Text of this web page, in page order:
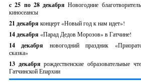
c 25 по 28 декабряНовогодние
киносеансы
21 декабря концерт «Новый год к нам идет»!
14 декабря «Парад Дедов Морозов» в Гатчине!
14 декабря новогодний праздник
сказка»
13 декабрярождественские образовательные
Гатчинской Епархии